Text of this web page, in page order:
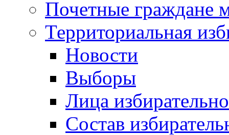
Почетные граждане
Территориальная
Новости
Выборы
Лица
Состав